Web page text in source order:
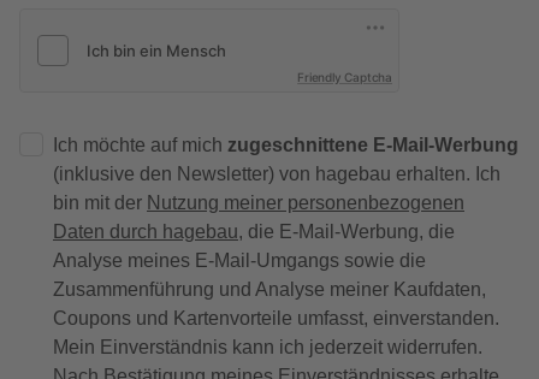
Friendly Captcha
Ich möchte auf mich zugeschnittene E-Mail-Werbung
(inklusive den Newsletter) von hagebau erhalten. Ich
bin mit der Nutzung meiner personenbezogenen
Daten durch hagebau, die E-Mail-Werbung, die
Analyse meines E-Mail-Umgangs sowie die
Zusammenführung und Analyse meiner Kaufdaten,
Coupons und Kartenvorteile umfasst, einverstanden.
Mein Einverständnis kann ich jederzeit widerrufen.